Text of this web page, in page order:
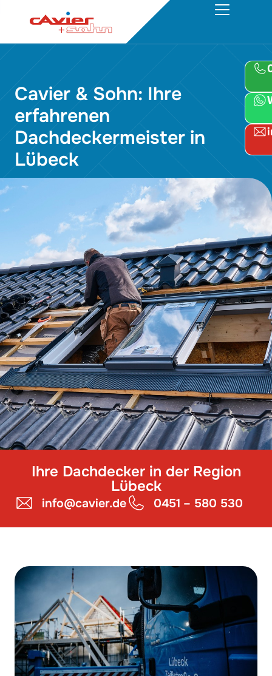
Cavier & Sohn: Ihre
erfahrenen
Dachdeckermeister in
Lübeck
Ihre Dachdecker in der Region
Lübeck
info@cavier.de 0451 – 580 530